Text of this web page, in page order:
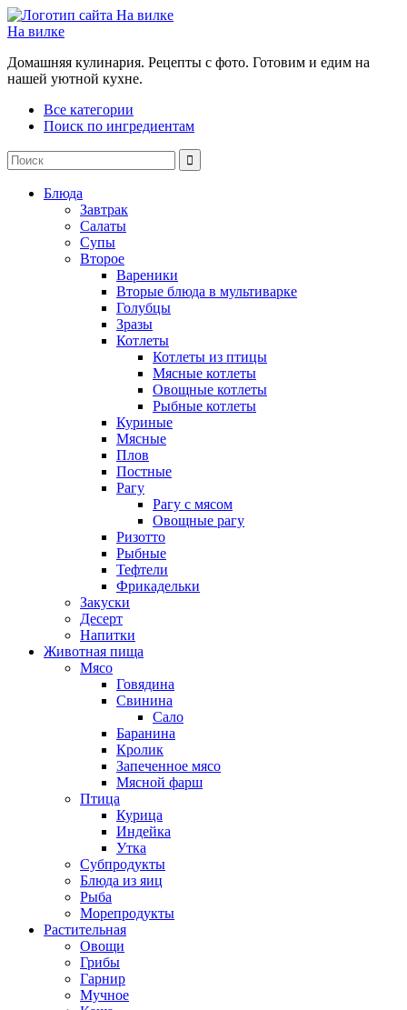
На вилке
Домашняя кулинария. Рецепты с фото. Готовим и едим на
нашей уютной кухне.
Все категории
Поиск по ингредиентам
Блюда
Завтрак
Салаты
Супы
Второе
Вареники
Вторые блюда в мультиварке
Голубцы
Зразы
Котлеты
Котлеты из птицы
Мясные котлеты
Овощные котлеты
Рыбные котлеты
Куриные
Мясные
Плов
Постные
Рагу
Рагу с мясом
Овощные рагу
Ризотто
Рыбные
Тефтели
Фрикадельки
Закуски
Десерт
Напитки
Животная пища
Мясо
Говядина
Свинина
Сало
Баранина
Кролик
Запеченное мясо
Мясной фарш
Птица
Курица
Индейка
Утка
Субпродукты
Блюда из яиц
Рыба
Морепродукты
Растительная
Овощи
Грибы
Гарнир
Мучное